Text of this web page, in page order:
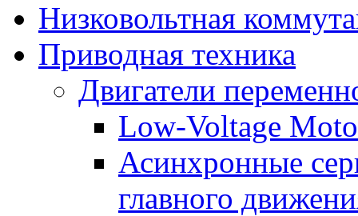
Низковольтная
Приводная техника
Двигатели
Low-Voltage
Асинхронные
главного